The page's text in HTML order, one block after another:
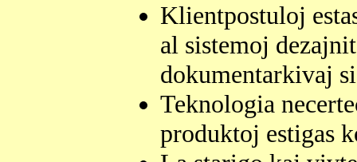
Klientpostuloj
al sistemoj
dokumentarkivaj
Teknologia
produktoj estigas